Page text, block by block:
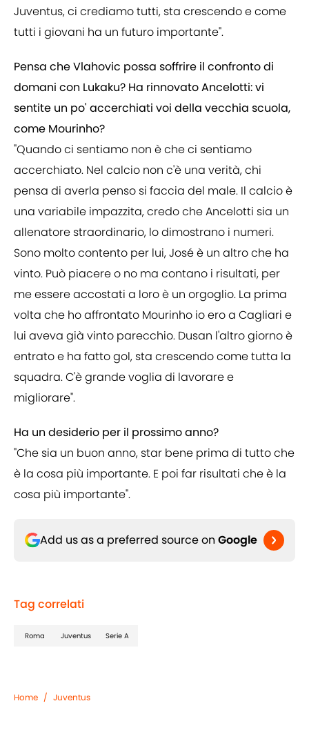
Juventus, ci crediamo tutti, sta crescendo e come
tutti i giovani ha un futuro importante".
Pensa che Vlahovic possa soffrire il confronto di
domani con Lukaku? Ha rinnovato Ancelotti: vi
sentite un po' accerchiati voi della vecchia scuola,
come Mourinho?
"Quando ci sentiamo non è che ci sentiamo
accerchiato. Nel calcio non c'è una verità, chi
pensa di averla penso si faccia del male. Il calcio è
una variabile impazzita, credo che Ancelotti sia un
allenatore straordinario, lo dimostrano i numeri.
Sono molto contento per lui, José è un altro che ha
vinto. Può piacere o no ma contano i risultati, per
me essere accostati a loro è un orgoglio. La prima
volta che ho affrontato Mourinho io ero a Cagliari e
lui aveva già vinto parecchio. Dusan l'altro giorno è
entrato e ha fatto gol, sta crescendo come tutta la
squadra. C'è grande voglia di lavorare e
migliorare".
Ha un desiderio per il prossimo anno?
"Che sia un buon anno, star bene prima di tutto che
è la cosa più importante. E poi far risultati che è la
cosa più importante".
Add us as a preferred source on Google
Tag correlati
Roma Juventus Serie A
Home / Juventus